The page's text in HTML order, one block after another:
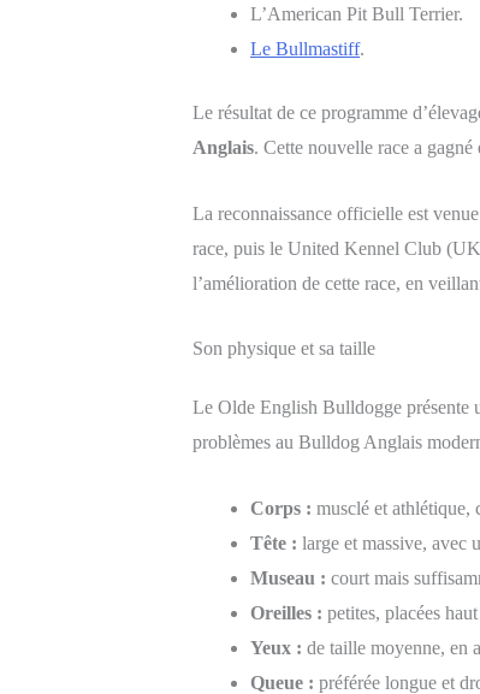
L’American Pit Bull Terrier.
Le Bullmastiff.
Le résultat de ce programme
Anglais. Cette nouvelle race a
La reconnaissance officielle est
race, puis le United Kennel Club
l’amélioration de cette race, en
Son physique et sa taille
Le Olde English Bulldogge présente
problèmes au Bulldog Anglais
Corps : musclé et athlétique,
Tête : large et massive, avec
Museau : court mais
Oreilles : petites, placées
Yeux : de taille moyenne, en
Queue : préférée longue et